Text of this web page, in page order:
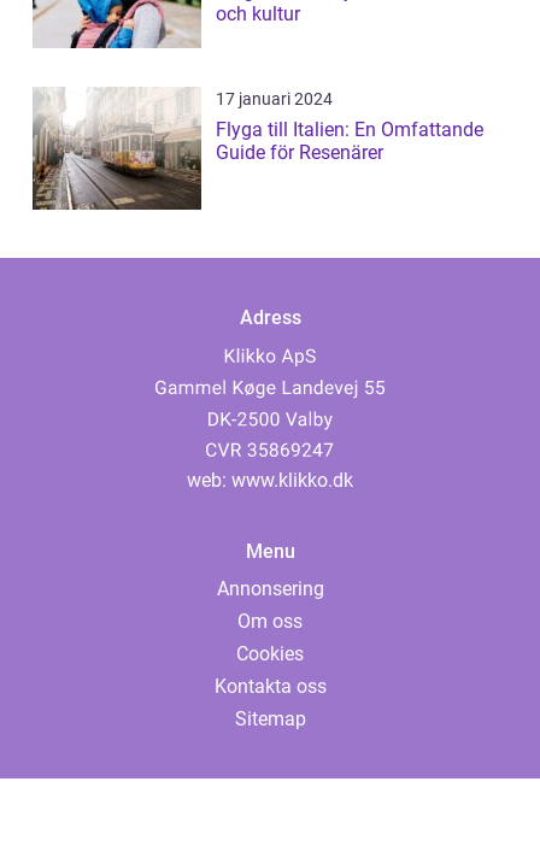
och kultur
17 januari 2024
Flyga till Italien: En Omfattande
Guide för Resenärer
Adress
web: www.klikko.dk
Menu
Annonsering
Om oss
Cookies
Kontakta oss
Sitemap